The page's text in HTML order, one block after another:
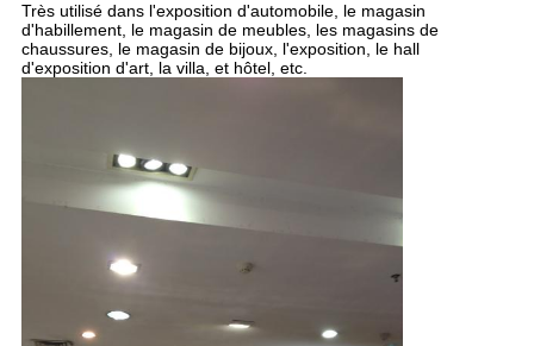
Très utilisé dans l'exposition d'automobile, le magasin
d'habillement, le magasin de meubles, les magasins de
chaussures, le magasin de bijoux, l'exposition, le hall
d'exposition d'art, la villa, et hôtel, etc.